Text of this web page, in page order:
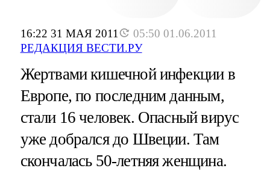
16:22 31 МАЯ 2011
05:50 01.06.2011
РЕДАКЦИЯ ВЕСТИ.РУ
Жертвами кишечной инфекции в
Европе, по последним данным,
стали 16 человек. Опасный вирус
уже добрался до Швеции. Там
скончалась 50-летняя женщина.